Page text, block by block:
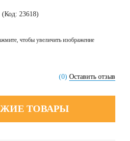
(Код: 23618)
чтобы увеличить изображение
(0) Оставить отзыв
ТОВАРЫ